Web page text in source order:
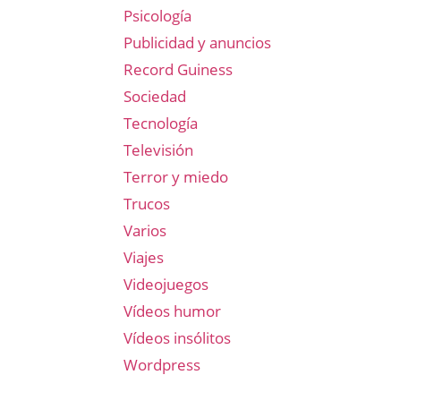
Psicología
Publicidad y anuncios
Record Guiness
Sociedad
Tecnología
Televisión
Terror y miedo
Trucos
Varios
Viajes
Videojuegos
Vídeos humor
Vídeos insólitos
Wordpress